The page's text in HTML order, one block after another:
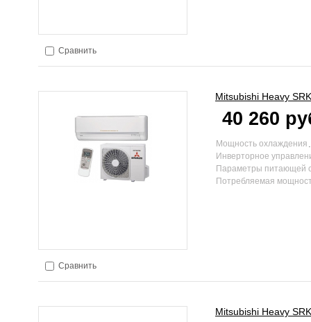
Сравнить
Сравнить
Mitsubishi Heavy
40 260
Мощность охлаждения
Инверторное
Параметры питающей
Потребляемая
Mitsubishi Heavy